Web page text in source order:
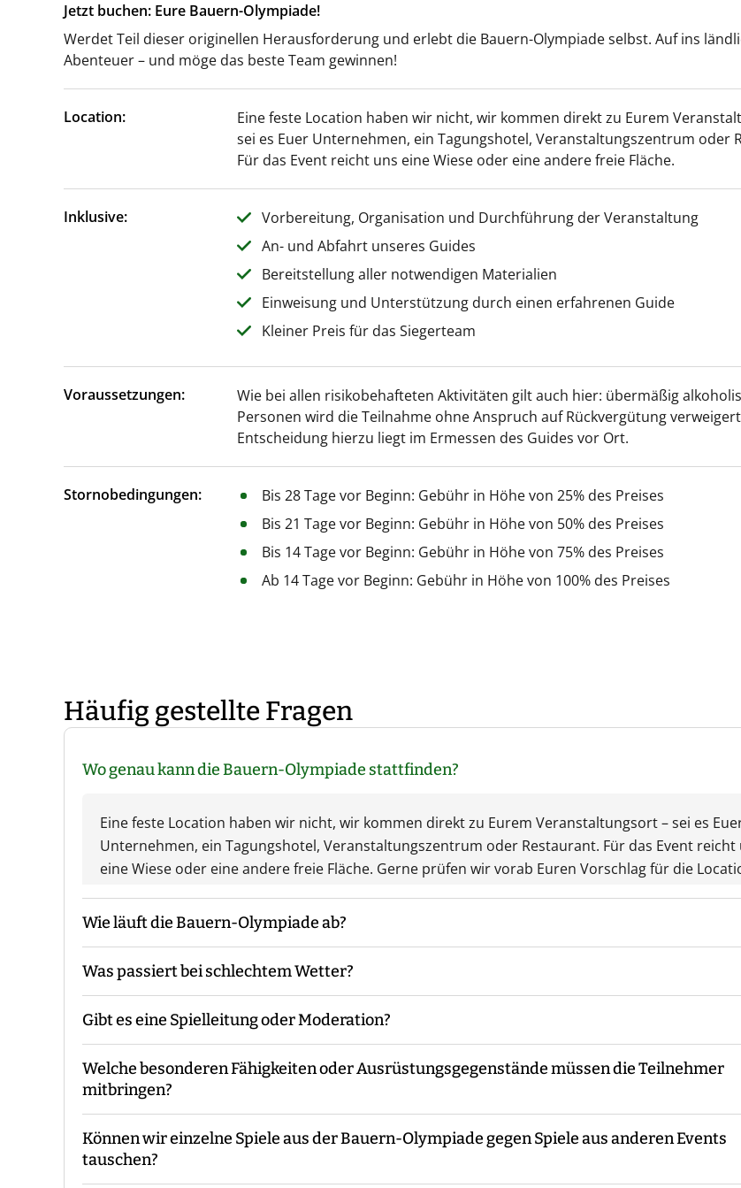
Jetzt buchen: Eure Bauern-Olympiade!
Werdet Teil dieser originellen Herausforderung und erlebt die Bauern-Olympiade selbst. Auf ins
Abenteuer – und möge das beste Team gewinnen!
Location:
Eine feste Location haben wir nicht, wir kommen direkt zu Eurem
sei es Euer Unternehmen, ein Tagungshotel, Veranstaltungszentrum oder
Für das Event reicht uns eine Wiese oder eine andere freie Fläche.
Inklusive:
Vorbereitung, Organisation und Durchführung der Veranstaltung
An- und Abfahrt unseres Guides
Bereitstellung aller notwendigen Materialien
Einweisung und Unterstützung durch einen erfahrenen Guide
Kleiner Preis für das Siegerteam
Voraussetzungen:
Wie bei allen risikobehafteten Aktivitäten gilt auch hier: übermäßig
Personen wird die Teilnahme ohne Anspruch auf Rückvergütung
Entscheidung hierzu liegt im Ermessen des Guides vor Ort.
Stornobedingungen:
Bis 28 Tage vor Beginn: Gebühr in Höhe von 25% des Preises
Bis 21 Tage vor Beginn: Gebühr in Höhe von 50% des Preises
Bis 14 Tage vor Beginn: Gebühr in Höhe von 75% des Preises
Ab 14 Tage vor Beginn: Gebühr in Höhe von 100% des Preises
Häufig gestellte Fragen
Wo genau kann die Bauern-Olympiade stattfinden?
Eine feste Location haben wir nicht, wir kommen direkt zu Eurem Veranstaltungsort – sei es
Unternehmen, ein Tagungshotel, Veranstaltungszentrum oder Restaurant. Für das Event reicht
eine Wiese oder eine andere freie Fläche. Gerne prüfen wir vorab Euren Vorschlag für die
Wie läuft die Bauern-Olympiade ab?
Der Guide kommt mit den Materialien zum vereinbarten Treffpunkt, macht die Begrüßung sowie
die Gruppeneinteilung. Danach erfolgt eine Einweisung in Materialien und Ablauf, bevor es
Während des Events begleitet Euch der Guide die ganze Zeit bzw. steht für Fragen zur Verfügung.
Ende macht der Guide eine Auswertung und eine Siegerehrung.
Was passiert bei schlechtem Wetter?
Das Event findet grundsätzlich bei jedem Wetter statt. Eine Ausnahme bildet eine amtliche
Unwetterwarnung.
Gibt es eine Spielleitung oder Moderation?
Bei unserer Bauern-Olympiade sind - je nach Teilnehmerzahl - immer ein oder mehrere Guides
Euch vor Ort.
Welche besonderen Fähigkeiten oder Ausrüstungsgegenstände müssen die Teilnehmer
mitbringen?
Es sind keine speziellen Vorkenntnisse oder Ausrüstungsgegenstände erforderlich. Die Spiele
konzipiert, dass sie für alle Teilnehmer machbar und unterhaltsam sind. Es empfiehlt sich,
Können wir einzelne Spiele aus der Bauern-Olympiade gegen Spiele aus anderen Events
tauschen?